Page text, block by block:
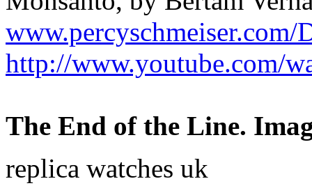
www.percyschmeiser.com/
http://www.youtube.com/
The End of the Line.
replica watches uk